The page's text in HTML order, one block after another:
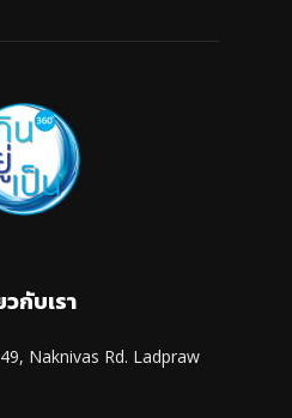
วกับเรา
Naknivas Rd. Ladpraw